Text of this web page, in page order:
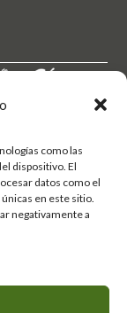
como las
dispositivo. El
datos como el
en este sitio.
negativamente a
Fondos
y
Plan de
Digital